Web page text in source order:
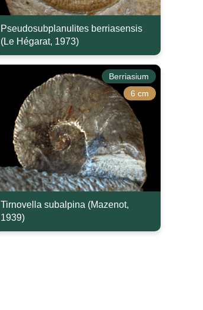
Pseudosubplanulites berriasensis
(Le Hégarat, 1973)
Berriasium
6 cm
Tirnovella subalpina (Mazenot,
1939)